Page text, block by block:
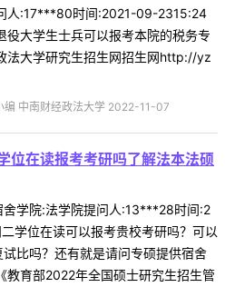
人:17***80时间:2021-09-2315:24
役大学生士兵可以报考本院的税务专
法大学研究生招生网招生网http://yz
编 中南财经政法大学 2022-11-07
位在读报考考研吗了解法本法硕
学院:法学院提问人:13***28时间:2
学位在读可以报考贵校考研吗？可以
比吗？还有就是请问专硕提供宿舍
教育部2022年全国硕士研究生招生管